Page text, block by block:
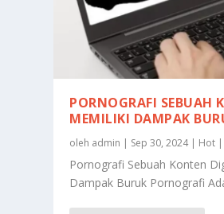
PORNOGRAFI SEBUAH
MEMILIKI DAMPAK
oleh admin | Sep 30, 2024| Hot |
Pornografi Sebuah Konten
Dampak Buruk Pornografi